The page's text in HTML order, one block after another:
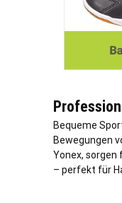
Bequeme
Bewegungen
Yonex,
– perfekt für